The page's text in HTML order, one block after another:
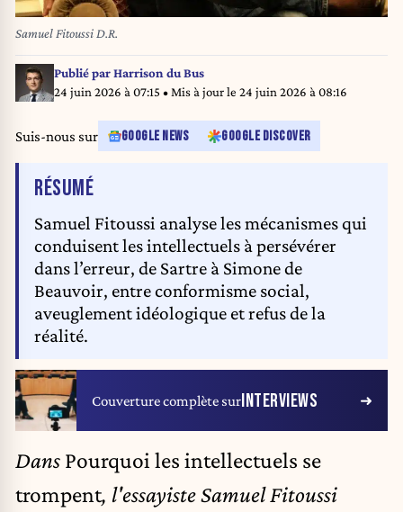
Samuel Fitoussi D.R.
Publié parHarrison du Bus
24 juin 2026 à 07:15 • Mis à jour le 24 juin 2026 à 08:16
Suis-nous sur GOOGLE NEWS GOOGLE DISCOVER
RÉSUMÉDE L'ARTICLE
Samuel Fitoussi analyse les mécanismes qui
conduisent les intellectuels à persévérer
dans l’erreur, de Sartre à Simone de
Beauvoir, entre conformisme social,
aveuglement idéologique et refus de la
réalité.
Couverture complète surINTERVIEWS
Dans Pourquoi les intellectuels se
trompent, l'essayiste Samuel Fitoussi